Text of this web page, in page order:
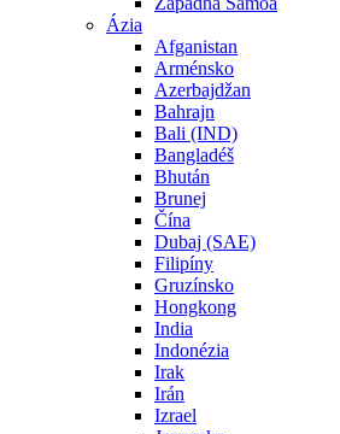
Ázia
Afganistan
Arménsko
Azerbajdžan
Bahrajn
Bali (IND)
Bangladéš
Bhután
Brunej
Čína
Dubaj (SAE)
Filipíny
Gruzínsko
Hongkong
India
Indonézia
Irak
Irán
Izrael